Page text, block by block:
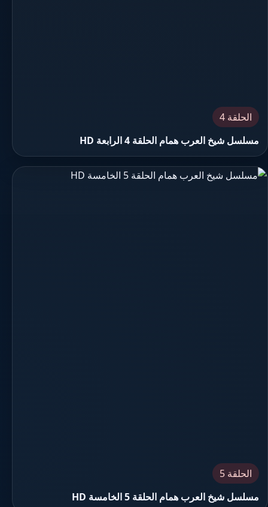
الحلقة 4
مسلسل شيخ العرب همام الحلقة 4 الرابعة HD
الحلقة 5
مسلسل شيخ العرب همام الحلقة 5 الخامسة HD